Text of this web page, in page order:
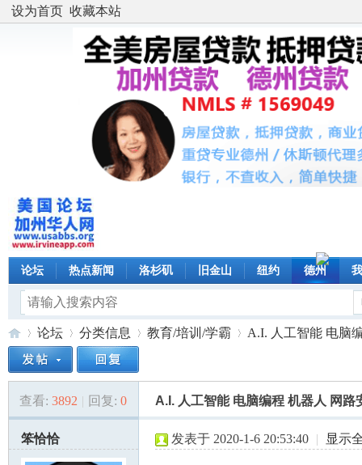
设为首页 收藏本站
论坛 热点新闻 洛杉矶 旧金山 纽约 德州
美»
论坛
›
分类信息 教育/培训/学霸
›
A.I. 人工智能 电脑
查看: 3892 | 回复: 0 A.I. 人工智能 电脑编程 机器人 网路
笨恰恰 发表于 2020-1-6 20:53:40 | 显示